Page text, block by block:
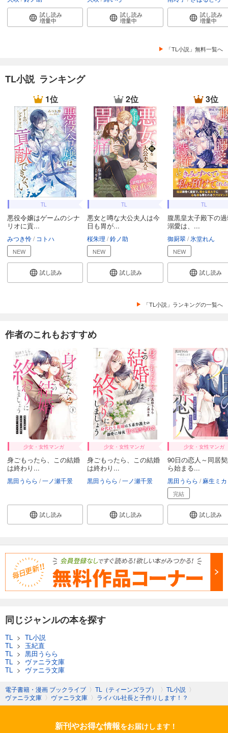
試し読み
増量中
試し読み
増量中
試し読み
増量中
「TL小説」無料一覧へ
TL小説 ランキング
1位
TL
悪役令嬢はゲームのシナ
リオに貢...
みつき怜 コトハ
NEW
試し読み
2位
TL
悪女と噂な大公夫人は今
日も胃が...
桜朱理 鈴ノ助
NEW
試し読み
3位
TL
腹黒皇太子殿下の
溺愛は、...
御厨翠 氷堂れん
NEW
試し読み
「TL小説」ランキングの一覧へ
作者のこれもおすすめ
少女・女性マンガ
身ごもったら、この結婚
は終わり...
黒田うらら 一ノ瀬千景
試し読み
少女・女性マンガ
身ごもったら、この結婚
は終わり...
黒田うらら 一ノ瀬千景
試し読み
少女・女性マンガ
90日の恋人～同居
ら始まる...
黒田うらら 麻生ミ
完結
試し読み
同じジャンルの本を探す
TL > TL小説
TL > 玉紀直
TL > 黒田うらら
TL > ヴァニラ文庫
TL > ヴァニラ文庫
電子書籍・漫画 ブックライブ 〉 TL（ティーンズラブ） 〉 TL小説 〉
ヴァニラ文庫 〉 ヴァニラ文庫 〉 ライバル社長と子作りします！？
新刊やお得な情報をお届けします！